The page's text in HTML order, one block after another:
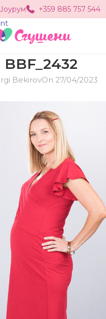
+359 885 757 544
BBF_2432
BekirovOn 27/04/2023